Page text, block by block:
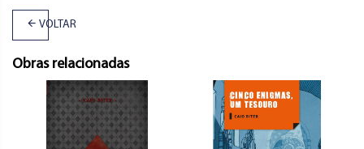
VOLTAR
Obras relacionadas